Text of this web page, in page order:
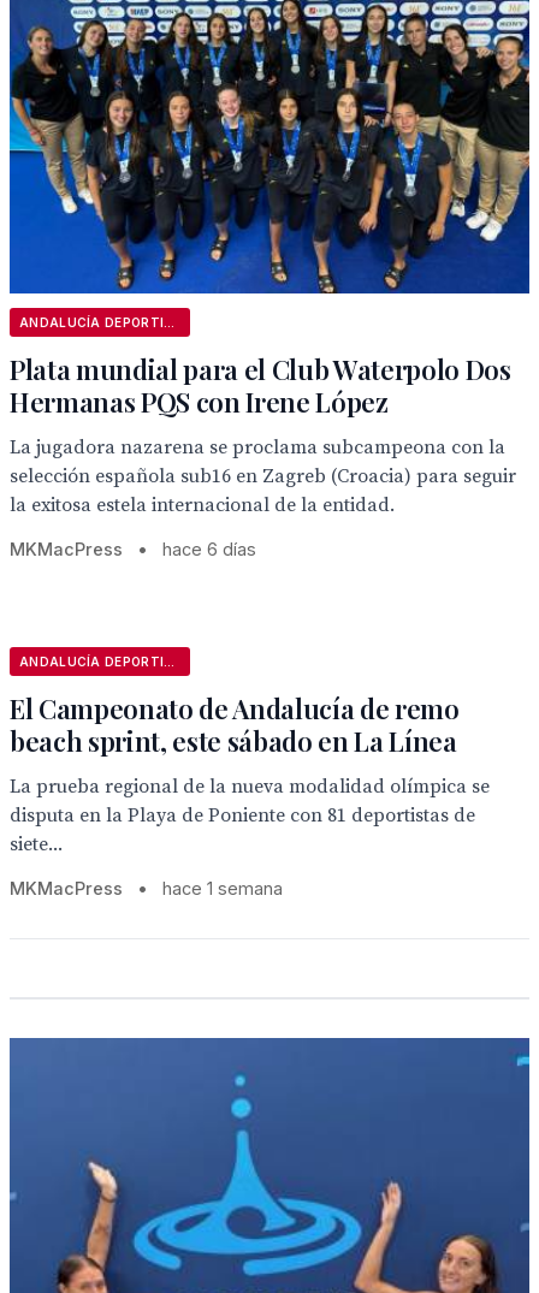
Plata mundial para el Club Waterpolo Dos
Hermanas PQS con Irene López
La jugadora nazarena se proclama subcampeona con la
selección española sub16 en Zagreb (Croacia) para seguir
la exitosa estela internacional de la entidad.
MKMacPress • hace 6 días
El Campeonato de Andalucía de remo
beach sprint, este sábado en La Línea
La prueba regional de la nueva modalidad olímpica se
disputa en la Playa de Poniente con 81 deportistas de
siete...
MKMacPress • hace 1 semana